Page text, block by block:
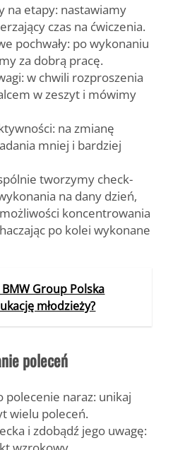
na etapy: nastawiamy
czas na ćwiczenia.
pochwały: po wykonaniu
za dobrą pracę.
w chwili rozproszenia
w zeszyt i mówimy
na zmianę
mniej i bardziej
tworzymy check-
na dany dzień,
koncentrowania
po kolei wykonane
BMW Group Polska
młodzieży?
poleceń
polecenie naraz: unikaj
wielu poleceń.
i zdobądź jego uwagę: